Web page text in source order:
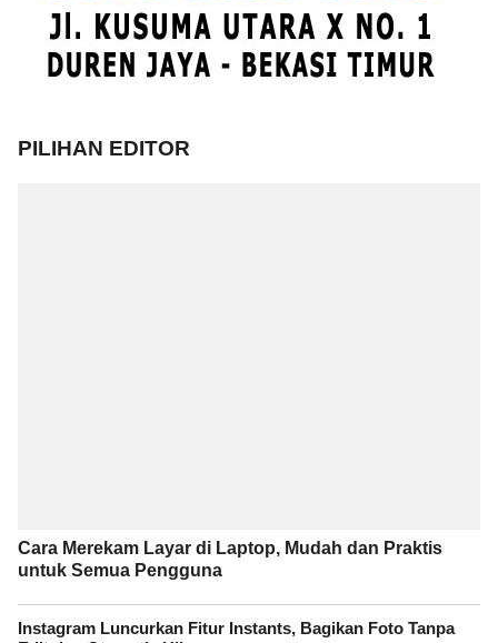
PILIHAN EDITOR
Cara Merekam Layar di Laptop, Mudah dan Praktis
untuk Semua Pengguna
Instagram Luncurkan Fitur Instants, Bagikan Foto Tanpa